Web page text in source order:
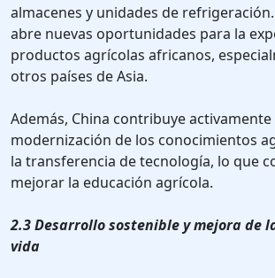
almacenes y unidades de refrigeración.
abre nuevas oportunidades para la
productos agrícolas africanos,
otros países de Asia.
Además, China contribuye activamente
modernización de los conocimientos
la transferencia de tecnología, lo que
mejorar la educación agrícola.
2.3 Desarrollo sostenible y mejora de
vida